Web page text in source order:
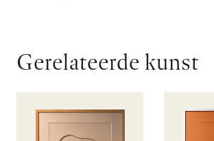
Gerelateerde kunst